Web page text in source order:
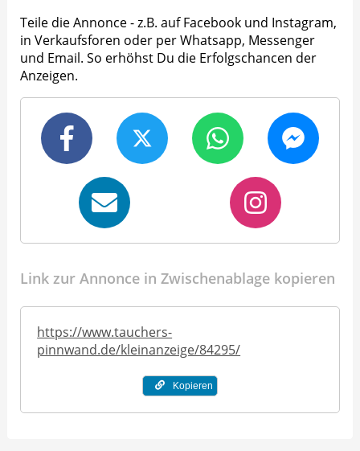
Teile die Annonce - z.B. auf Facebook und Instagram,
in Verkaufsforen oder per Whatsapp, Messenger
und Email. So erhöhst Du die Erfolgschancen der
Anzeigen.
Link zur Annonce in Zwischenablage kopieren
https://www.tauchers-
pinnwand.de/kleinanzeige/84295/
Kopieren